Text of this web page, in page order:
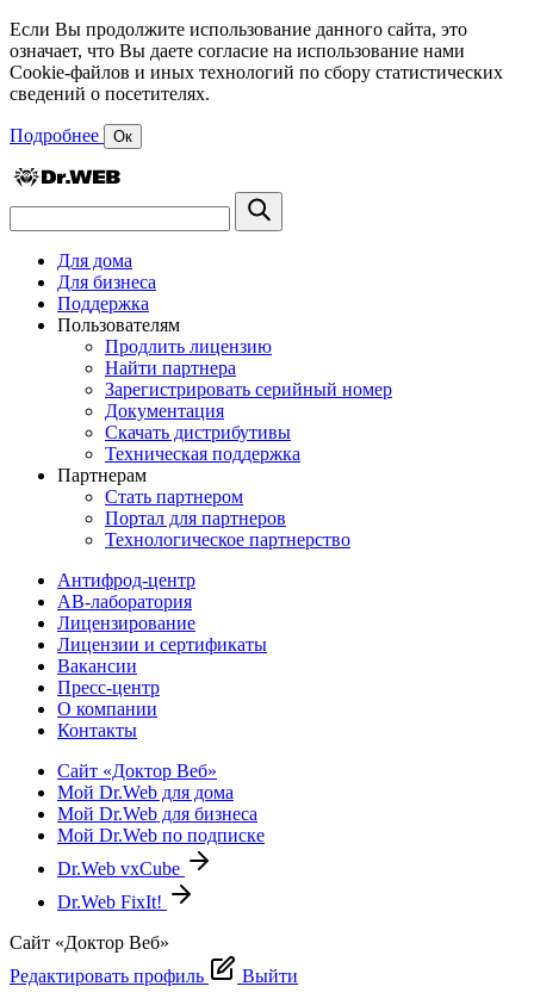
Если Вы продолжите использование данного сайта, это
означает, что Вы даете согласие на использование нами
Cookie-файлов и иных технологий по сбору статистических
сведений о посетителях.
Подробнее Ок
Для дома
Для бизнеса
Поддержка
Пользователям
Продлить лицензию
Найти партнера
Зарегистрировать серийный номер
Документация
Скачать дистрибутивы
Техническая поддержка
Партнерам
Стать партнером
Портал для партнеров
Технологическое партнерство
Антифрод-центр
АВ-лаборатория
Лицензирование
Лицензии и сертификаты
Вакансии
Пресс-центр
О компании
Контакты
Сайт «Доктор Веб»
Мой Dr.Web для дома
Мой Dr.Web для бизнеса
Мой Dr.Web по подписке
Dr.Web vxCube
Dr.Web FixIt!
Сайт «Доктор Веб»
Редактировать профиль
Выйти